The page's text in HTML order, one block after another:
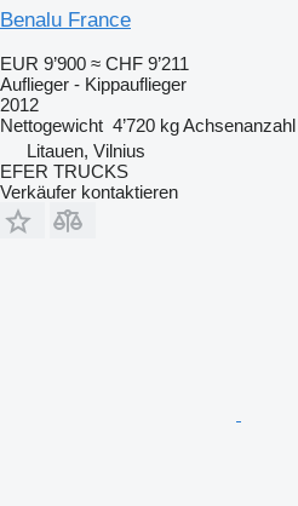
Benalu France
EUR 9’900 ≈ CHF 9’211
Auflieger - Kippauflieger
2012
Nettogewicht 4’720 kgAchsenanzahl
Litauen, Vilnius
EFER TRUCKS
Verkäufer kontaktieren